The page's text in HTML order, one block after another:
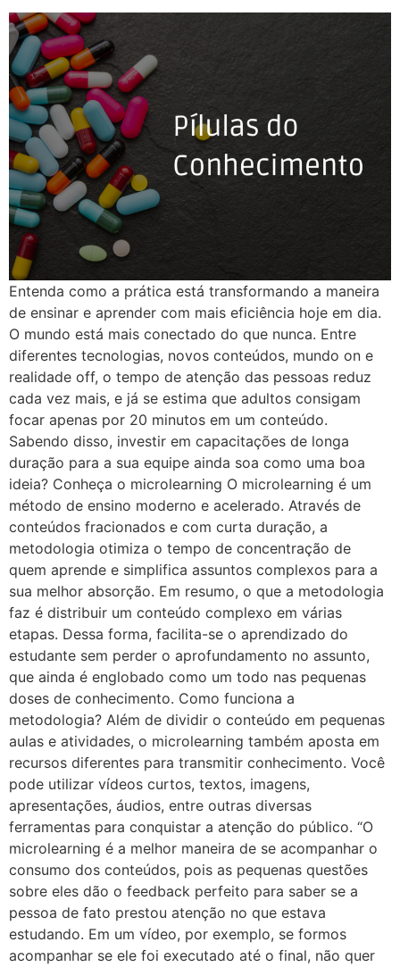
Entenda como a prática está transformando a maneira
de ensinar e aprender com mais eficiência hoje em dia.
O mundo está mais conectado do que nunca. Entre
diferentes tecnologias, novos conteúdos, mundo on e
realidade off, o tempo de atenção das pessoas reduz
cada vez mais, e já se estima que adultos consigam
focar apenas por 20 minutos em um conteúdo.
Sabendo disso, investir em capacitações de longa
duração para a sua equipe ainda soa como uma boa
ideia? Conheça o microlearning O microlearning é um
método de ensino moderno e acelerado. Através de
conteúdos fracionados e com curta duração, a
metodologia otimiza o tempo de concentração de
quem aprende e simplifica assuntos complexos para a
sua melhor absorção. Em resumo, o que a metodologia
faz é distribuir um conteúdo complexo em várias
etapas. Dessa forma, facilita-se o aprendizado do
estudante sem perder o aprofundamento no assunto,
que ainda é englobado como um todo nas pequenas
doses de conhecimento. Como funciona a
metodologia? Além de dividir o conteúdo em pequenas
aulas e atividades, o microlearning também aposta em
recursos diferentes para transmitir conhecimento. Você
pode utilizar vídeos curtos, textos, imagens,
apresentações, áudios, entre outras diversas
ferramentas para conquistar a atenção do público. “O
microlearning é a melhor maneira de se acompanhar o
consumo dos conteúdos, pois as pequenas questões
sobre eles dão o feedback perfeito para saber se a
pessoa de fato prestou atenção no que estava
estudando. Em um vídeo, por exemplo, se formos
acompanhar se ele foi executado até o final, não quer